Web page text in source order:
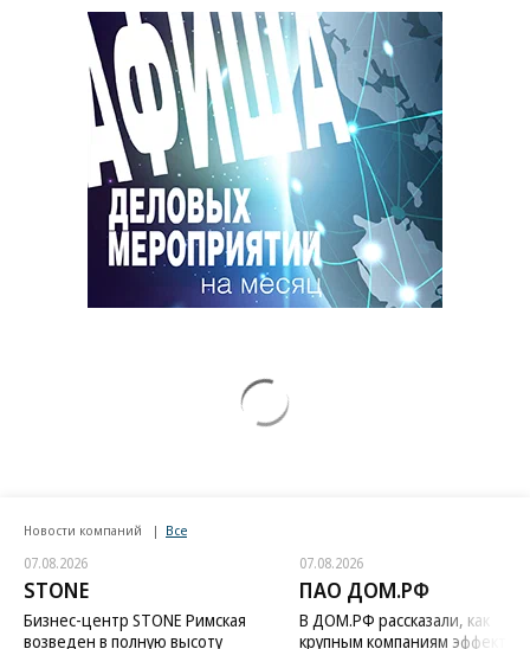
Новости компаний Все
07.08.2026
STONE
Бизнес-центр STONE Римская
возведен в полную высоту
07.08.2026
ПАО ДОМ.РФ
В ДОМ.РФ рассказали, как
крупным компаниям